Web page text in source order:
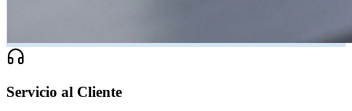
Servicio al Cliente